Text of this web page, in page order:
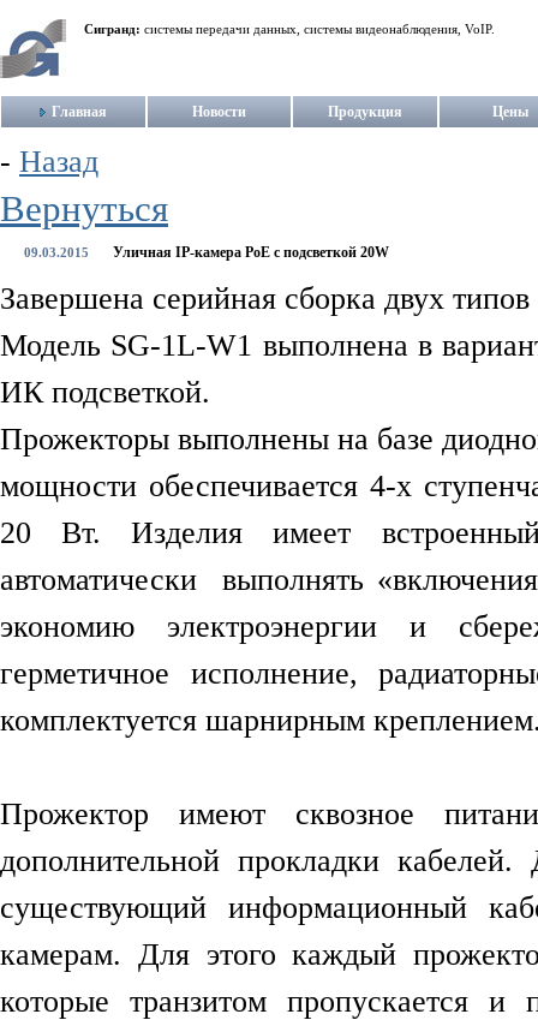
Сигранд: системы передачи данных, системы видеонаблюдения, VoIP.
Главная Новости Продукция Цены
- Назад
Вернуться
09.03.2015 Уличная IP-камера PoE с подсветкой 20W
Завершена серийная сборка двух
Модель SG-1L-W1 выполнена в
ИК подсветкой.
Прожекторы выполнены на базе
мощности обеспечивается 4-х
20 Вт. Изделия имеет
автоматически выполнять
экономию электроэнергии и
герметичное исполнение,
комплектуется шарнирным
Прожектор имеют сквозное
дополнительной прокладки
существующий информационный
камерам. Для этого каждый
которые транзитом пропускается